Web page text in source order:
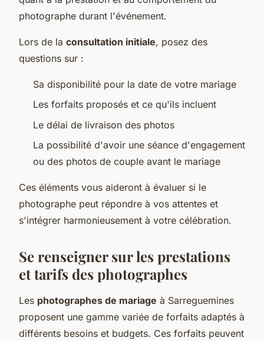
photographe durant l'événement.
Lors de la consultation initiale, posez des
questions sur :
Sa disponibilité pour la date de votre mariage
Les forfaits proposés et ce qu'ils incluent
Le délai de livraison des photos
La possibilité d'avoir une séance d'engagement
ou des photos de couple avant le mariage
Ces éléments vous aideront à évaluer si le
photographe peut répondre à vos attentes et
s'intégrer harmonieusement à votre célébration.
Se renseigner sur les prestations
et tarifs des photographes
Les photographes de mariage à Sarreguemines
proposent une gamme variée de forfaits adaptés à
différents besoins et budgets. Ces forfaits peuvent